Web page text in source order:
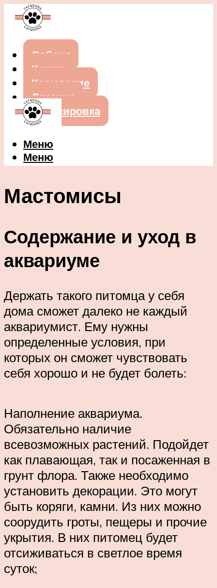
Собаки
Кошки
Кормление
Лечение
Дрессировка
Меню
Меню
Мастомисы
Содержание и уход в
аквариуме
Держать такого питомца у себя
дома сможет далеко не каждый
аквариумист. Ему нужны
определенные условия, при
которых он сможет чувствовать
себя хорошо и не будет болеть:
Наполнение аквариума.
Обязательно наличие
всевозможных растений. Подойдет
как плавающая, так и посаженная в
грунт флора. Также необходимо
установить декорации. Это могут
быть коряги, камни. Из них можно
соорудить гроты, пещеры и прочие
укрытия. В них питомец будет
отсиживаться в светлое время
суток;